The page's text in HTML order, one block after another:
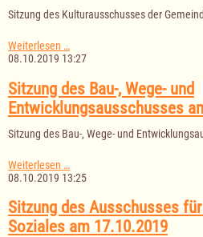
Wasserversorgung
Sitzung des Kulturausschusses der
Weiterlesen …
des
der
Gemeinde
Kittlitz
22.10.2019
08.10.2019 13:27
Sitzung des Bau-, Wege- und
Entwicklungsausschusses
Sitzung des Bau-, Wege- und
Weiterlesen …
des
Wege-
und
Entwicklungsausschusses
08.10.2019 13:25
Sitzung des Ausschusses
Soziales am 17.10.2019